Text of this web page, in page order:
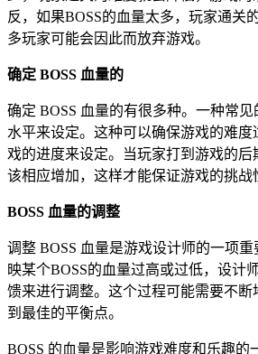
反，如果BOSS的血量太多，玩家通关
多玩家可能会因此而放弃游戏。
确定 BOSS 血量的
确定 BOSS 血量的有很多种。一种常
水平来设定。这种可以确保游戏的难
戏的进度来设定。当玩家打到游戏的后
该相应增加，这样才能保证游戏的挑战
BOSS 血量的调整
调整 BOSS 血量是游戏设计师的一项
映某个BOSS的血量过高或过低，设计
馈来进行调整。这个过程可能需要不断
到最佳的平衡点。
BOSS 的血量是影响游戏难度和乐趣的